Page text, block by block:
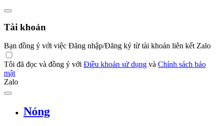
Tài khoản
Bạn đồng ý với việc Đăng nhập/Đăng ký từ tài khoản liên kết Zalo
Tôi đã đọc và đồng ý với Điều khoản sử dụng và Chính sách bảo
mật
Zalo
Nóng